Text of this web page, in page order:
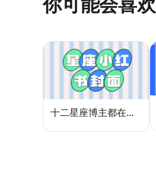
十二星座博主都在用的封面密码，星座小红书封面标题这样写才吸睛